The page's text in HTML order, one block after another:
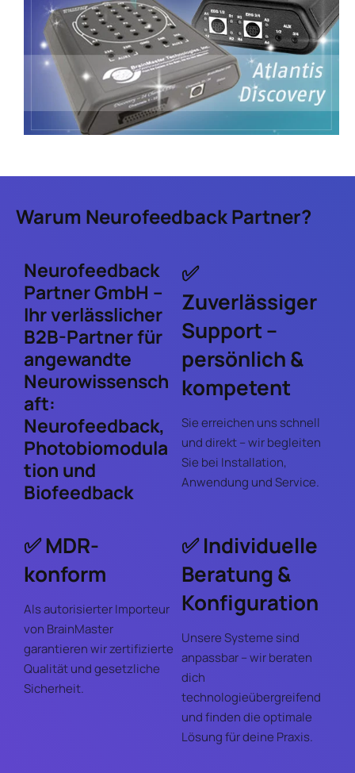
Warum Neurofeedback Partner?
Neurofeedback
Partner GmbH –
Ihr verlässlicher
B2B-Partner für
angewandte
Neurowissensch
aft:
Neurofeedback,
Photobiomodula
tion und
Biofeedback
✅
Zuverlässiger
Support –
persönlich &
kompetent
Sie erreichen uns schnell
und direkt – wir begleiten
Sie bei Installation,
Anwendung und Service.
✅ MDR-
konform
Als autorisierter Importeur
von BrainMaster
garantieren wir zertifizierte
Qualität und gesetzliche
Sicherheit.
✅ Individuelle
Beratung &
Konfiguration
Unsere Systeme sind
anpassbar – wir beraten
dich
technologieübergreifend
und finden die optimale
Lösung für deine Praxis.